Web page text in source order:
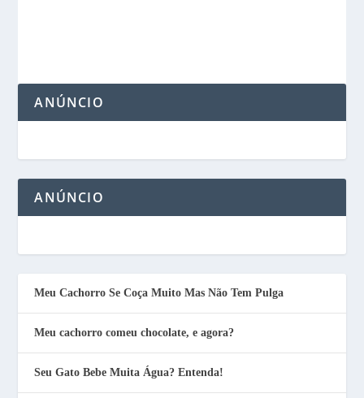
ANÚNCIO
ANÚNCIO
Meu Cachorro Se Coça Muito Mas Não Tem Pulga
Meu cachorro comeu chocolate, e agora?
Seu Gato Bebe Muita Água? Entenda!